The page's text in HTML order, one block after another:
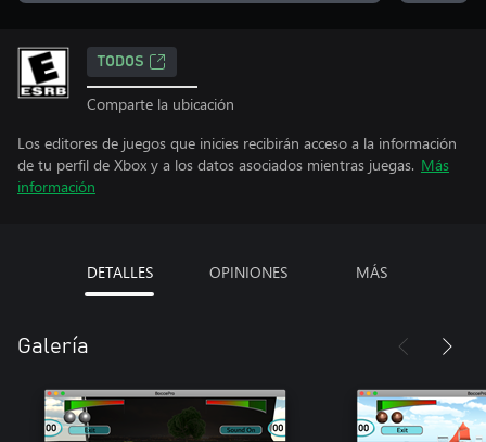
TODOS
Comparte la ubicación
Los editores de juegos que inicies recibirán acceso a la información
de tu perfil de Xbox y a los datos asociados mientras juegas. Más
información
DETALLES OPINIONES MÁS
Galería